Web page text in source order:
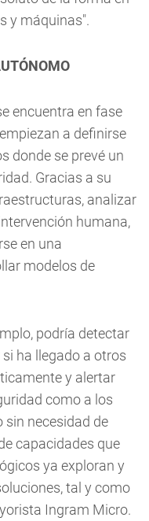
y máquinas".
encuentra en fase
a definirse
donde se prevé un
Gracias a su
analizar
humana,
en una
modelos de
podría detectar
ha llegado a otros
y alertar
como a los
sin necesidad de
capacidades que
ya exploran y
tal y como
Ingram Micro.